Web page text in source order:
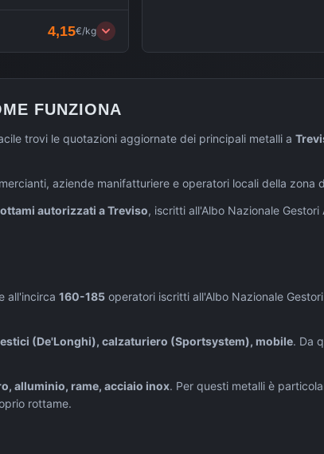
4,15€/kg
FUNZIONA
trovi le quotazioni aggiornate dei principali metalli a
aziende manifatturiere e operatori locali della zona
autorizzati aTreviso, iscritti all'Albo Nazionale
all'incirca 160-185 operatori iscritti all'Albo Nazionale
(De'Longhi), calzaturiero (Sportsystem), mobile. Da
alluminio, rame, acciaio inox. Per questi metalli è
rottame.